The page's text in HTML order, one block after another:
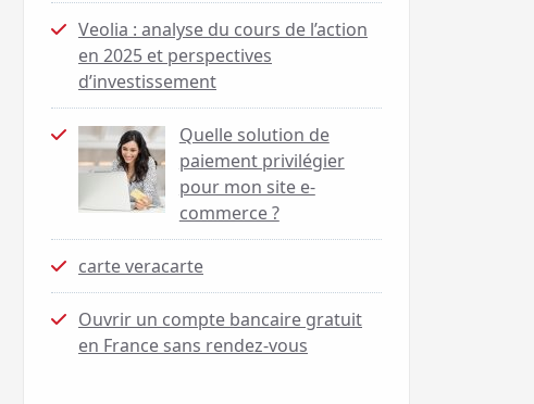
Veolia : analyse du cours de l’action
en 2025 et perspectives
d’investissement
Quelle solution de
paiement privilégier
pour mon site e-
commerce ?
carte veracarte
Ouvrir un compte bancaire gratuit
en France sans rendez-vous